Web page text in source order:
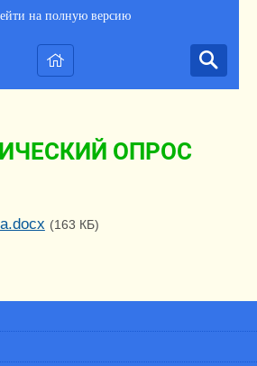
на полную версию
ОПРОС
(163 КБ)